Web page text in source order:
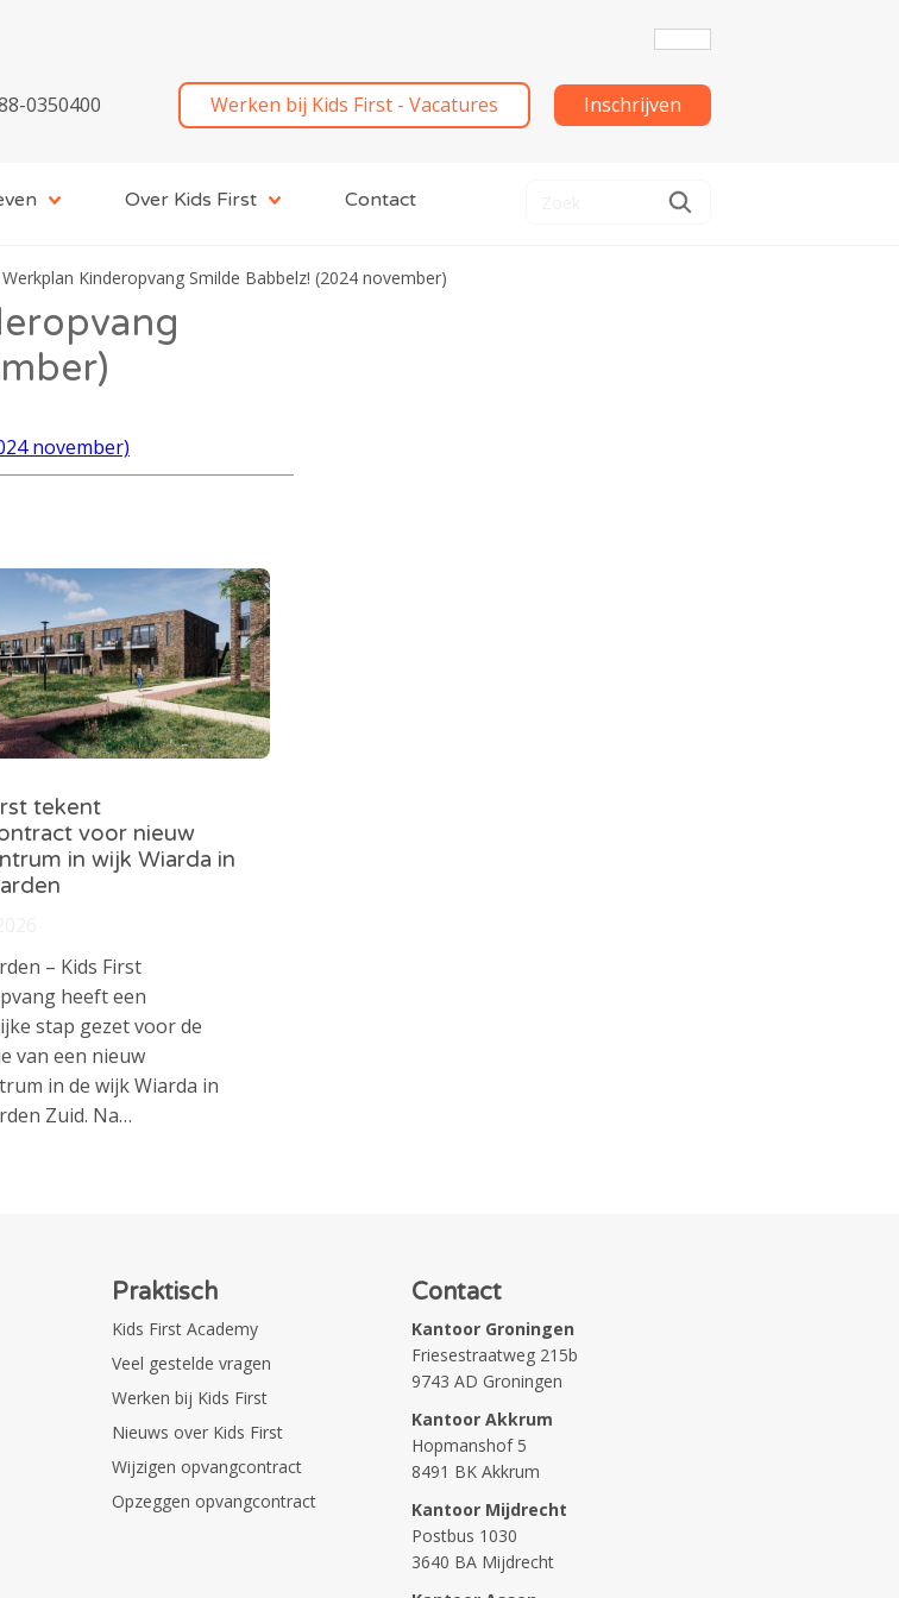
0350400 Werken bij Kids First - Vacatures Inschrijven
Over Kids First Contact
Kinderopvang Smilde Babbelz! (2024 november)
november)
tekent
voor nieuw
in wijk Wiarda in
– Kids First
heeft een
stap gezet voor de
van een nieuw
in de wijk Wiarda in
Zuid. Na…
Praktisch
Kids First Academy
Veel gestelde vragen
Werken bij Kids First
Nieuws over Kids First
Wijzigen opvangcontract
Opzeggen opvangcontract
Contact
Kantoor Groningen
Friesestraatweg 215b
9743 AD Groningen
Kantoor Akkrum
Hopmanshof 5
8491 BK Akkrum
Kantoor Mijdrecht
Postbus 1030
3640 BA Mijdrecht